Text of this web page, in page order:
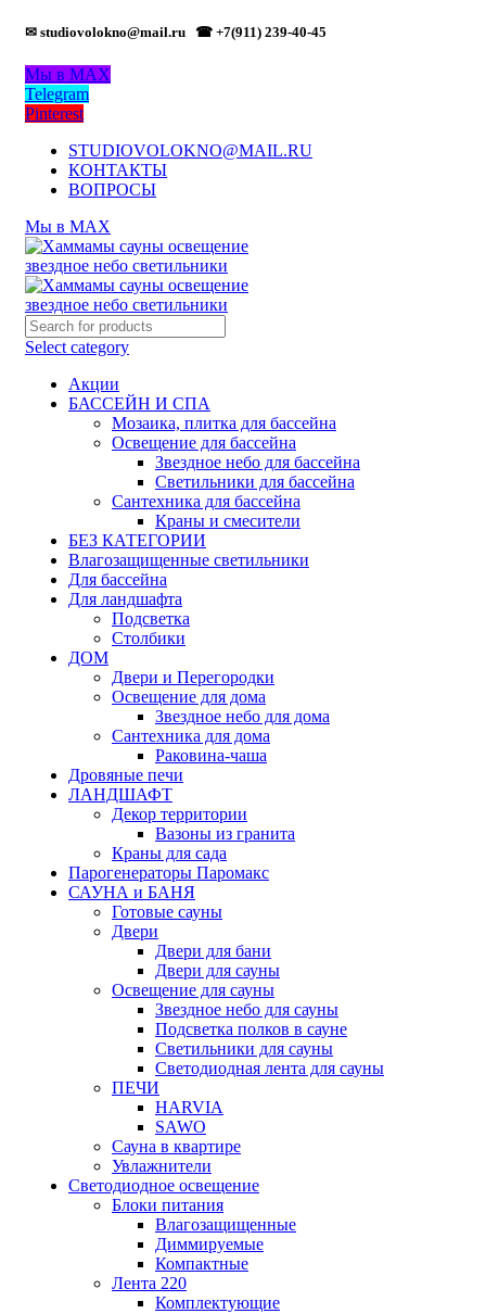
✉ studiovolokno@mail.ru ☎ +7(911) 239-40-45
Мы в MAX
Telegram
Pinterest
STUDIOVOLOKNO@MAIL.RU
КОНТАКТЫ
ВОПРОСЫ
Мы в MAX
Select category
Акции
БАССЕЙН И СПА
Мозаика, плитка для бассейна
Освещение для бассейна
Звездное небо для бассейна
Светильники для бассейна
Сантехника для бассейна
Краны и смесители
БЕЗ КАТЕГОРИИ
Влагозащищенные светильники
Для бассейна
Для ландшафта
Подсветка
Столбики
ДОМ
Двери и Перегородки
Освещение для дома
Звездное небо для дома
Сантехника для дома
Раковина-чаша
Дровяные печи
ЛАНДШАФТ
Декор территории
Вазоны из гранита
Краны для сада
Парогенераторы Паромакс
САУНА и БАНЯ
Готовые сауны
Двери
Двери для бани
Двери для сауны
Освещение для сауны
Звездное небо для сауны
Подсветка полков в сауне
Светильники для сауны
Светодиодная лента для сауны
ПЕЧИ
HARVIA
SAWO
Сауна в квартире
Увлажнители
Светодиодное освещение
Блоки питания
Влагозащищенные
Диммируемые
Компактные
Лента 220
Комплектующие